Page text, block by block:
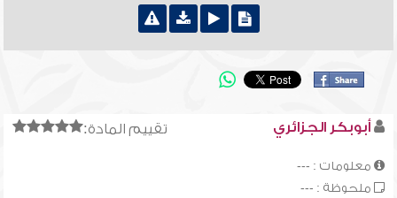
تقييم المادة: أبوبكر الجزائري
معلومات : ---
ملحوظة : ---